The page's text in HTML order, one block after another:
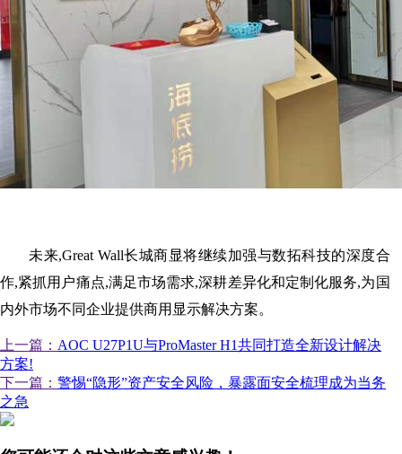
未来,Great Wall长城商显将继续加强与数拓科技的深度合
作,紧抓用户痛点,满足市场需求,深耕差异化和定制化服务,为国
内外市场不同企业提供商用显示解决方案。
上一篇： AOC U27P1U与ProMaster H1共同打造全新设计解决
方案!
下一篇： 警惕“隐形”资产安全风险，暴露面安全梳理成为当务
之急